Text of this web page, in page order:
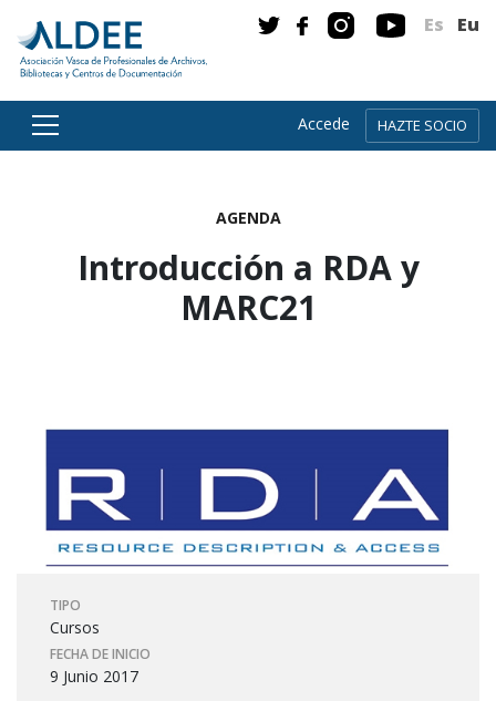
Es Eu
Accede HAZTE SOCIO
AGENDA
Introducción a RDA y
MARC21
TIPO
Cursos
FECHA DE INICIO
9 Junio 2017